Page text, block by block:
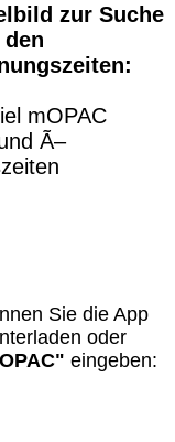
zur Suche
den
Sie die App
oder
eingeben: